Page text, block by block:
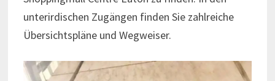
unterirdischen Zugängen finden Sie zahlreiche
Übersichtspläne und Wegweiser.